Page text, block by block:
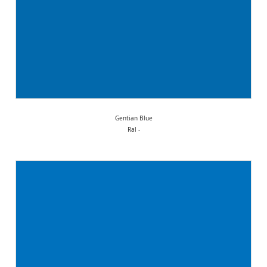
Gentian Blue
Ral -